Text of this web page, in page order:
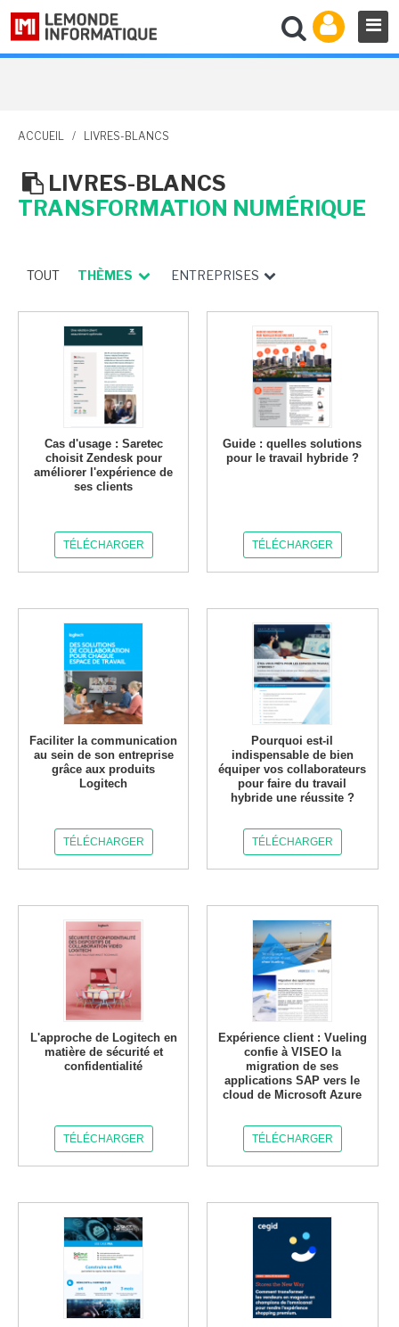
ACCUEIL / LIVRES-BLANCS
LIVRES-BLANCS
TRANSFORMATION NUMÉRIQUE
TOUT THÈMES ENTREPRISES
Cas d'usage : Saretec
choisit Zendesk pour
améliorer l'expérience de
ses clients
TÉLÉCHARGER
Guide : quelles solutions
pour le travail hybride ?
TÉLÉCHARGER
Faciliter la communication
au sein de son entreprise
grâce aux produits
Logitech
TÉLÉCHARGER
Pourquoi est-il
indispensable de bien
équiper vos collaborateurs
pour faire du travail
hybride une réussite ?
TÉLÉCHARGER
L'approche de Logitech en
matière de sécurité et
confidentialité
TÉLÉCHARGER
Expérience client : Vueling
confie à VISEO la
migration de ses
applications SAP vers le
cloud de Microsoft Azure
TÉLÉCHARGER